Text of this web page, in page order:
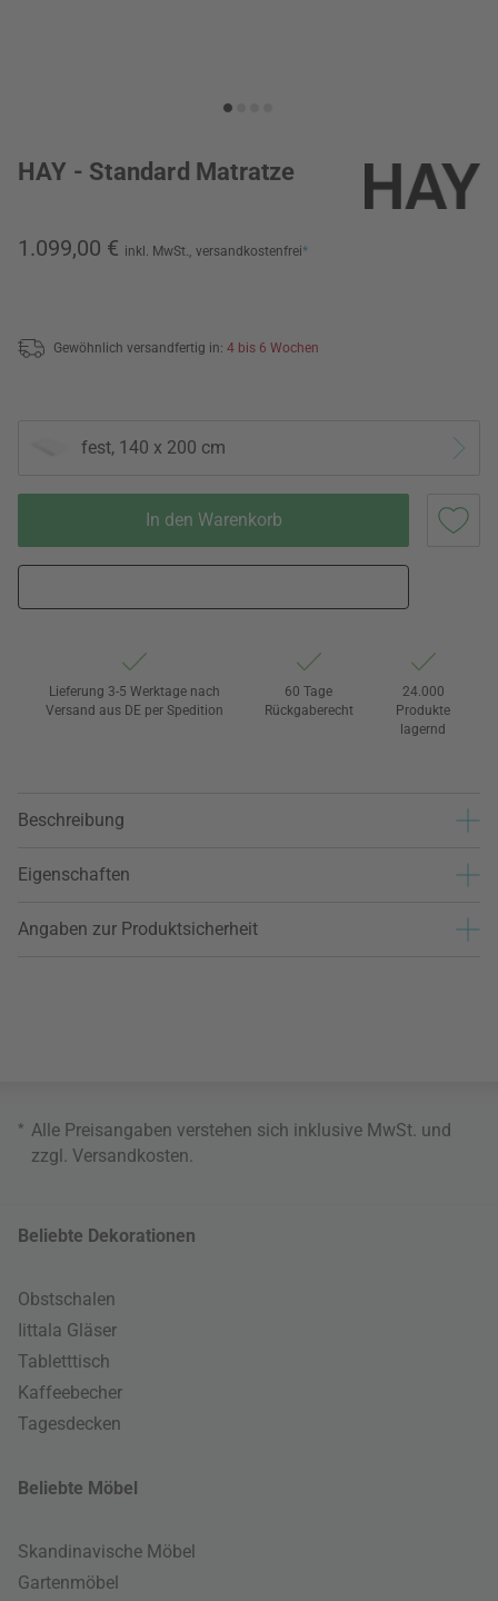
HAY - Standard Matratze
1.099,00 € inkl. MwSt., versandkostenfrei*
Gewöhnlich versandfertig in: 4 bis 6 Wochen
fest, 140 x 200 cm
In den Warenkorb
Lieferung 3-5 Werktage nach
Versand aus DE per Spedition
60 Tage
Rückgaberecht
24.000
Produkte
lagernd
Beschreibung
Eigenschaften
Angaben zur Produktsicherheit
* Alle Preisangaben verstehen sich inklusive MwSt. und
zzgl. Versandkosten
Beliebte Dekorationen
Obstschalen
Iittala Gläser
Tabletttisch
Kaffeebecher
Tagesdecken
Beliebte Möbel
Skandinavische Möbel
Gartenmöbel